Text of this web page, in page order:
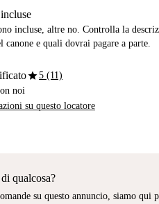
incluse
incluse, altre no. Controlla la
canone e quali dovrai pagare a parte.
star5 (11)
noi
su questo locatore
qualcosa?
su questo annuncio, siamo qui